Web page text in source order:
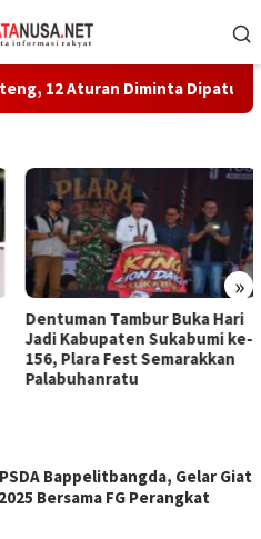
Aturan Diminta Dipatuhi
»
Dentuman Tambur Buka Hari
Jadi Kabupaten Sukabumi ke-
156, Plara Fest Semarakkan
Palabuhanratu
Bappelitbangda, Gelar Giat
Bersama FG Perangkat